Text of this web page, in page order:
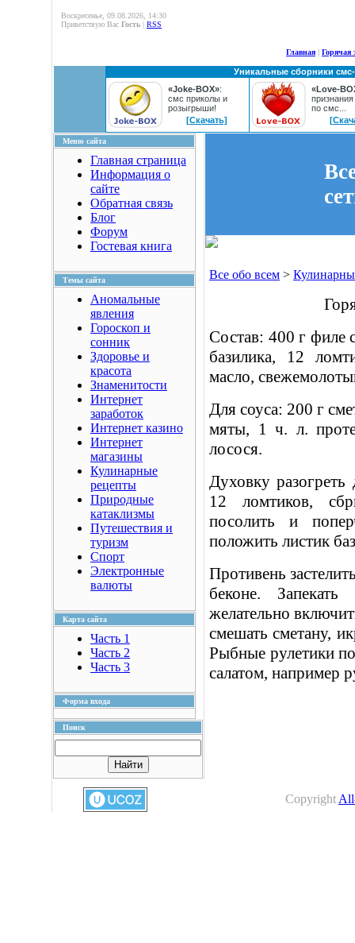
Воскресенье, 09.08.2026, 14:30
Приветствую Вас Гость | RSS
Главная | Горячая
Уникальные сборники
«Joke-BOX»:
смс приколы и
розыгрыши!
[Скачать]
«Love-
по смс...
Меню сайта
Главная страница
Информация о
сайте
Обратная связь
Блог
Форум
Гостевая книга
Темы сайта
Аномальные
явления
Гороскоп и
сонник
Здоровье и
красота
Знаменитости
Интернет
заработок
Интернет казино
Интернет
магазины
Кулинарные
рецепты
Природные
катаклизмы
Путешествия и
туризм
Спорт
Электронные
валюты
Карта сайта
Часть 1
Часть 2
Часть 3
Форма входа
Поиск
Все обо всем >
Состав: 400 г филе
базилика, 12
масло,
Для соуса: 200 г
мяты, 1 ч. л.
лосося.
Духовку
12 ломтиков,
посолить и
положить листик
Противень
беконе.
желательно
смешать сметану,
Рыбные рулетики
салатом, например
Copyright